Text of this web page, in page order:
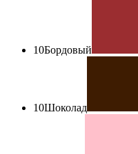
10Бордовый
10Шоколад